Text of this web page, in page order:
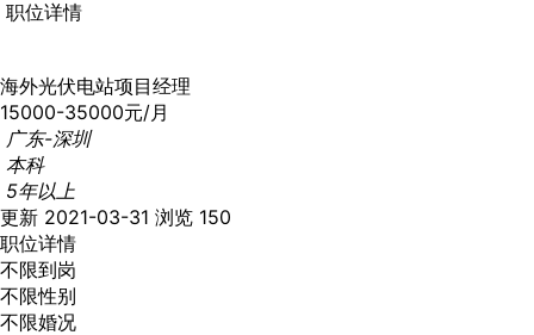
职位详情
海外光伏电站项目经理
15000-35000元/月
广东-深圳
本科
5年以上
更新 2021-03-31 浏览 150
职位详情
不限到岗
不限性别
不限婚况